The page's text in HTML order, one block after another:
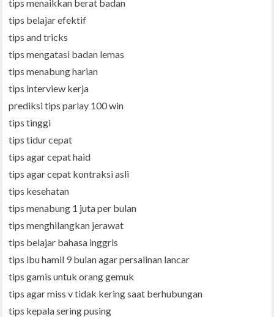
tips menaikkan berat badan
tips belajar efektif
tips and tricks
tips mengatasi badan lemas
tips menabung harian
tips interview kerja
prediksi tips parlay 100 win
tips tinggi
tips tidur cepat
tips agar cepat haid
tips agar cepat kontraksi asli
tips kesehatan
tips menabung 1 juta per bulan
tips menghilangkan jerawat
tips belajar bahasa inggris
tips ibu hamil 9 bulan agar persalinan lancar
tips gamis untuk orang gemuk
tips agar miss v tidak kering saat berhubungan
tips kepala sering pusing